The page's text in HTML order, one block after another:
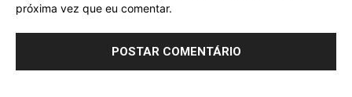
próxima vez que eu comentar.